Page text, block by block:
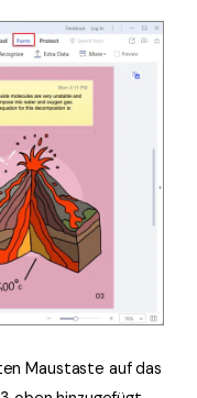
Maustaste auf das